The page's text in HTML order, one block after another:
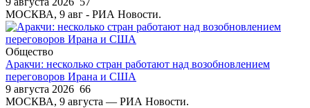
МОСКВА, 9 авг - РИА Новости.
Общество
Аракчи: несколько стран работают над возобновлением
переговоров Ирана и США
9 августа 2026 66
МОСКВА, 9 августа — РИА Новости.